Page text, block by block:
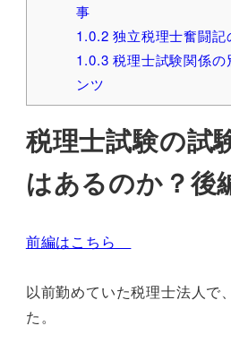
事
1.0.2 独立税理士奮闘記
1.0.3 税理士試験関係の
ンツ
税理士試験の試
はあるのか？後
前編はこちら
以前勤めていた税理士法人で
た。